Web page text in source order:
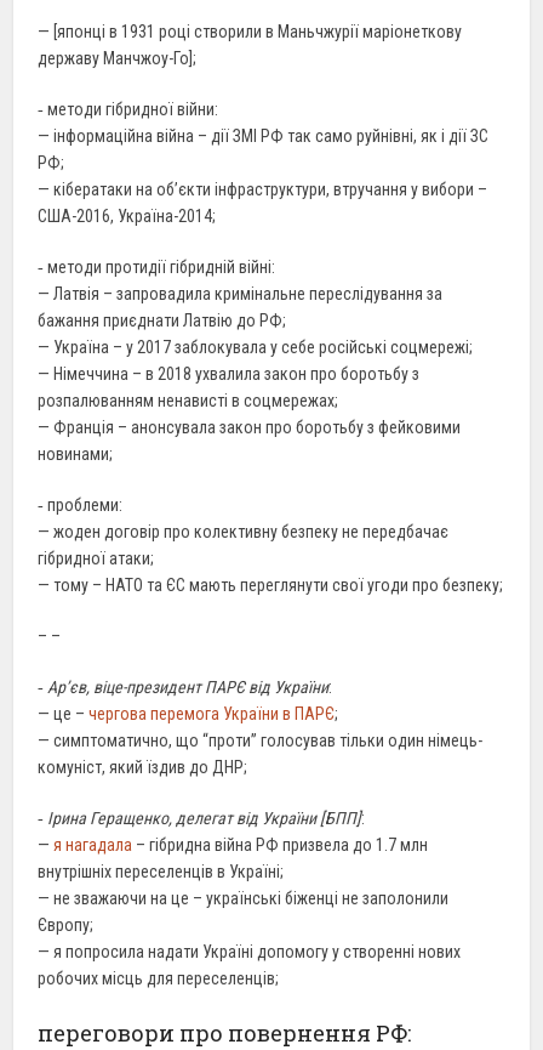
— [японці в 1931 році створили в Маньчжурії маріонеткову
державу Манчжоу-Го];
‐ методи гібридної війни:
— інформаційна війна – дії ЗМІ РФ так само руйнівні, як і дії ЗС
РФ;
— кібератаки на об’єкти інфраструктури, втручання у вибори –
США-2016, Україна-2014;
‐ методи протидії гібридній війні:
— Латвія – запровадила кримінальне переслідування за
бажання приєднати Латвію до РФ;
— Україна – у 2017 заблокувала у себе російські соцмережі;
— Німеччина – в 2018 ухвалила закон про боротьбу з
розпалюванням ненависті в соцмережах;
— Франція – анонсувала закон про боротьбу з фейковими
новинами;
‐ проблеми:
— жоден договір про колективну безпеку не передбачає
гібридної атаки;
— тому – НАТО та ЄС мають переглянути свої угоди про безпеку;
– –
‐Ар’єв, віце-президент ПАРЄ від України:
— це –чергова перемога України в ПАРЄ;
— симптоматично, що “проти” голосував тільки один німець-
комуніст, який їздив до ДНР;
‐ Ірина Геращенко, делегат від України [БПП]:
—я нагадала – гібридна війна РФ призвела до 1.7 млн
внутрішніх переселенців в Україні;
— не зважаючи на це – українські біженці не заполонили
Європу;
— я попросила надати Україні допомогу у створенні нових
робочих місць для переселенців;
переговори про повернення РФ: